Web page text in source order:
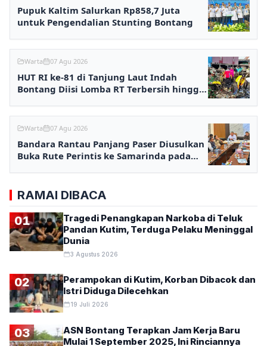
Pupuk Kaltim Salurkan Rp858,7 Juta
untuk Pengendalian Stunting Bontang
Warta 07 Agu 2026
HUT RI ke-81 di Tanjung Laut Indah
Bontang Diisi Lomba RT Terbersih hingga
Warta 07 Agu 2026
Bandara Rantau Panjang Paser Diusulkan
Buka Rute Perintis ke Samarinda pada
RAMAI DIBACA
01
Tragedi Penangkapan Narkoba di Teluk
Pandan Kutim, Terduga Pelaku Meninggal
Dunia
3 Agustus 2026
02
Perampokan di Kutim, Korban Dibacok dan
Istri Diduga Dilecehkan
19 Juli 2026
03
ASN Bontang Terapkan Jam Kerja Baru
Mulai 1 September 2025, Ini Rinciannya